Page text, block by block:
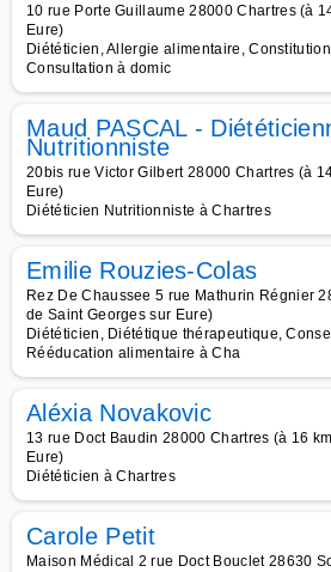
10 rue Porte Guillaume 28000 Chartres (à
Eure)
Diététicien, Allergie alimentaire,
Consultation à domic
Maud PASCAL -
Nutritionniste
20bis rue Victor Gilbert 28000 Chartres (à
Eure)
Diététicien Nutritionniste à Chartres
Emilie Rouzies-Colas
Rez De Chaussee 5 rue Mathurin Régnier
de Saint Georges sur Eure)
Diététicien, Diététique thérapeutique,
Rééducation alimentaire à Cha
Aléxia Novakovic
13 rue Doct Baudin 28000 Chartres (à 16
Eure)
Diététicien à Chartres
Carole Petit
Maison Médical 2 rue Doct Bouclet 28630